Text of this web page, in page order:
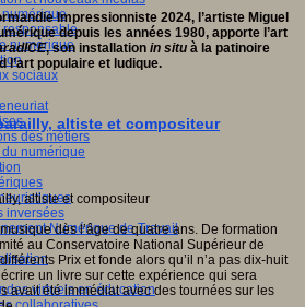
responsable
numérique
sociaux
des métiers
numérique
inversées
Numérique de Travail
virtuels en éducation
Impressionniste 2024, l’artiste Miguel
depuis les années 1980, apporte l’art
, son installation in situ à la patinoire
l’art populaire et ludique.
altiste et compositeur
dès l’âge de quatre ans. De formation
au Conservatoire National Supérieur de
Prix et fonde alors qu’il n’a pas dix-huit
un livre sur cette expérience qui sera
avait été immédiat avec des tournées sur les